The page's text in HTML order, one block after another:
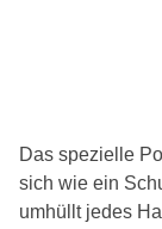
Das spezielle
sich wie ein
umhüllt jedes